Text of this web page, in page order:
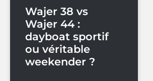
Wajer 38 vs
Wajer 44 :
dayboat sportif
ou véritable
weekender ?